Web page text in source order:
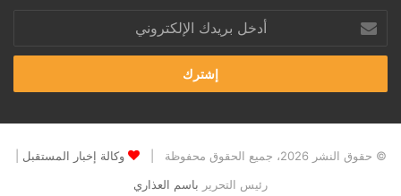
بريدك
الإلكتروني
© حقوق النشر 2026، جميع الحقوق محفوظة | وكالة إخبار المستقبل
رئيس التحرير باسم العذاري